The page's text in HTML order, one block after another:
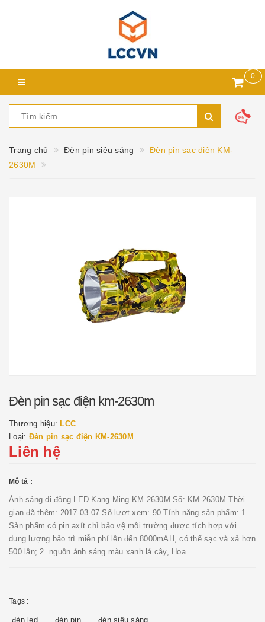
0
Trang chủ Đèn pin siêu sáng
Đèn pin sạc điện KM-
2630M
Đèn pin sạc điện km-2630m
Thương hiệu: LCC
Loại: Đèn pin sạc điện KM-2630M
Liên hệ
Mô tả :
Ánh sáng di động LED Kang Ming KM-2630M Số: KM-2630M Thời
gian đã thêm: 2017-03-07 Số lượt xem: 90 Tính năng sản phẩm: 1.
Sản phẩm có pin axít chì bảo vệ môi trường được tích hợp với
dung lượng bảo trì miễn phí lên đến 8000mAH, có thể sạc và xả hơn
500 lần; 2. nguồn ánh sáng màu xanh lá cây, Hoa ...
Tags :
đèn led đèn pin đèn siêu sáng